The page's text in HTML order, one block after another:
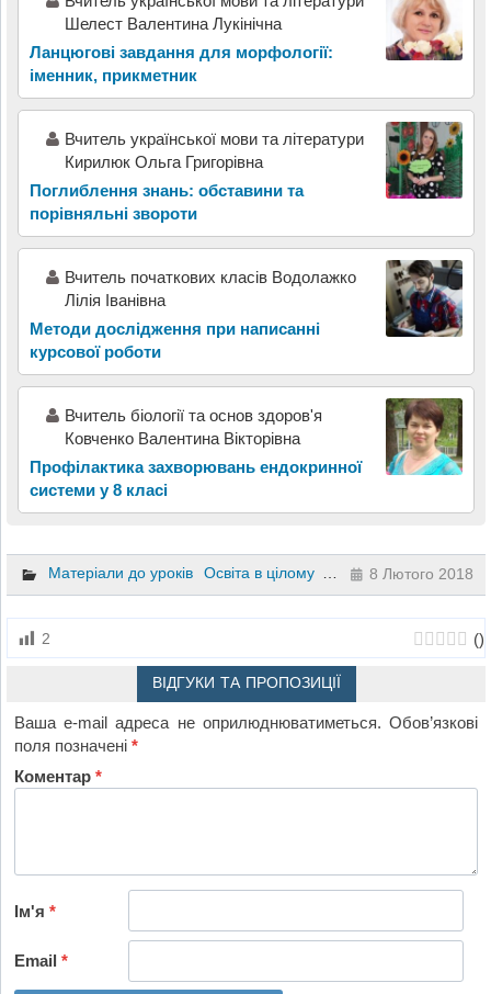
Шелест Валентина Лукінічна
Ланцюгові завдання для морфології:
іменник, прикметник
Вчитель української мови та літератури
Кирилюк Ольга Григорівна
Поглиблення знань: обставини та
порівняльні звороти
Вчитель початкових класів Водолажко
Лілія Іванівна
Методи дослідження при написанні
курсової роботи
Вчитель біології та основ здоров'я
Ковченко Валентина Вікторівна
Профілактика захворювань ендокринної
системи у 8 класі
Матеріали до уроків Освіта в цілому 10 клас 11 клас
8 Лютого 2018
2 ()
ВІДГУКИ ТА ПРОПОЗИЦІЇ
Ваша e-mail адреса не оприлюднюватиметься. Обов’язкові
поля позначені*
Коментар*
Ім'я*
Email*